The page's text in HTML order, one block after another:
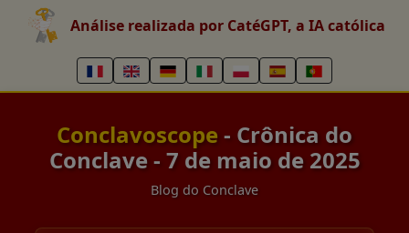
Análise realizada por CatéGPT, a IA católica
Conclavoscope - Crônica do
Conclave - 7 de maio de 2025
Blog do Conclave